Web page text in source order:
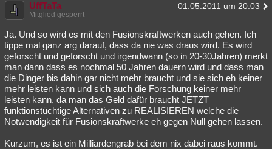
UffTaTa 01.05.2011 um 20:03
Mitglied gesperrt
Ja. Und so wird es mit den Fusionskraftwerken auch gehen. Ich
tippe mal ganz arg darauf, dass da nie was draus wird. Es wird
geforscht und geforscht und irgendwann (so in 20-30Jahren) merkt
man dann dass es nochmal 50 Jahren dauern wird und dass man
die Dinger bis dahin gar nicht mehr braucht und sie sich eh keiner
mehr leisten kann und sich auch die Forschung keiner mehr
leisten kann, da man das Geld dafür braucht JETZT
funktionstüchtige Alternativen zu REALISIEREN welche die
Notwendigkeit für Fusionskraftwerke eh gegen Null gehen lassen.
Kurzum, es ist ein Milliardengrab bei dem nix dabei raus kommt.